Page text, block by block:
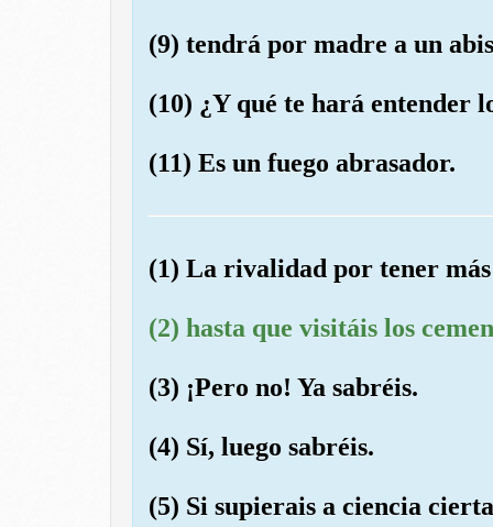
(9) tendrá por madre a un
(10) ¿Y qué te hará entender
(11) Es un fuego abrasador.
(1) La rivalidad por tener más
(2) hasta que visitáis los
(3) ¡Pero no! Ya sabréis.
(4) Sí, luego sabréis.
(5) Si supierais a ciencia